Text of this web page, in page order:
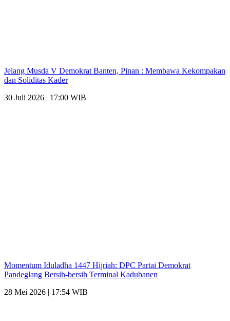
Jelang Musda V Demokrat Banten, Pinan : Membawa Kekompakan
dan Soliditas Kader
30 Juli 2026 | 17:00 WIB
Momentum Iduladha 1447 Hijriah: DPC Partai Demokrat
Pandeglang Bersih-bersih Terminal Kadubanen
28 Mei 2026 | 17:54 WIB